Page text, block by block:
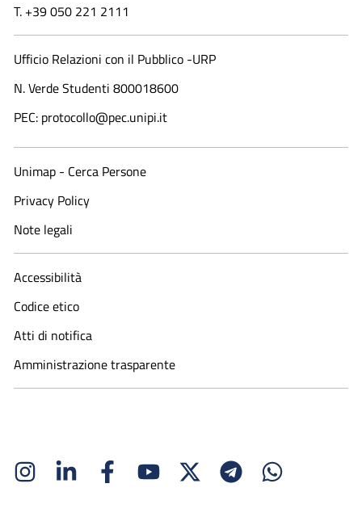
T. +39 050 221 2111
Ufficio Relazioni con il Pubblico -URP
N. Verde Studenti 800018600​
PEC: protocollo@pec.unipi.it
Unimap - Cerca Persone
Privacy Policy
Note legali
Accessibilità
Codice etico
Atti di notifica
Amministrazione trasparente